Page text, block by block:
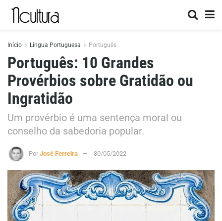
Início Língua Portuguesa Português
Português: 10 Grandes
Provérbios sobre Gratidão ou
Ingratidão
Um provérbio é uma sentença moral ou
conselho da sabedoria popular.
Por José Ferreira 30/05/2022